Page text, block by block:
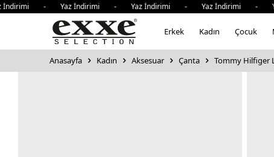
- Yaz İndirimi - Yaz İndirimi - Yaz İndirimi -
Erkek Kadın Çocuk
Anasayfa Kadın Aksesuar Çanta Tommy Hilfiger